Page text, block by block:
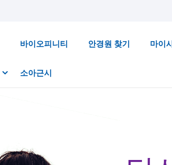
바이오피니티 안경원 찾기 마이
소아근시